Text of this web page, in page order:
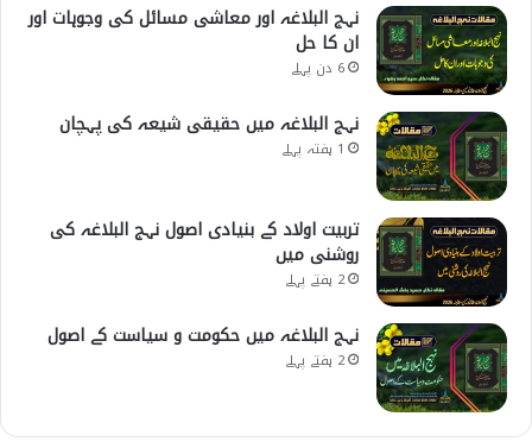
نہج البلاغہ اور معاشی مسائل کی وجوہات اور
ان کا حل
6 دن پہلے
نہج البلاغہ میں حقیقی شیعہ کی پہچان
1 ہفتہ پہلے
تربیت اولاد کے بنیادی اصول نہج البلاغہ کی
روشنی میں
2 ہفتے پہلے
نہج البلاغہ میں حکومت و سیاست کے اصول
2 ہفتے پہلے